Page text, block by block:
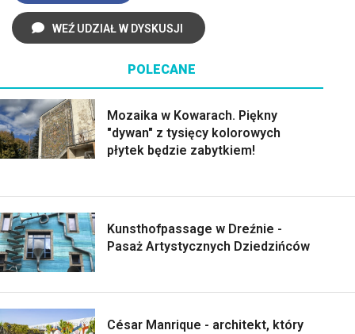
WEŹ UDZIAŁ W DYSKUSJI
POLECANE
Mozaika w Kowarach. Piękny
"dywan" z tysięcy kolorowych
płytek będzie zabytkiem!
Kunsthofpassage w Dreźnie -
Pasaż Artystycznych Dziedzińców
César Manrique - architekt, który